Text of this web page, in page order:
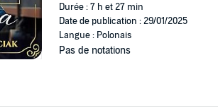
Durée : 7 h et 27 min
Date de publication : 29/01/2025
Langue : Polonais
Pas de notations